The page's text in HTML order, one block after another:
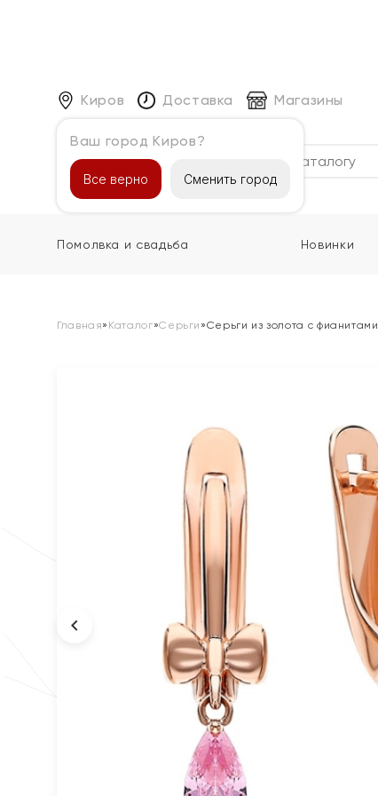
Киров
Ваш город Киров?
Все верно Сменить город
Доставка Магазины
Каталог
Помолвка и свадьба Новинки
Главная» Каталог»Серьги »Серьги из золота с фианитами